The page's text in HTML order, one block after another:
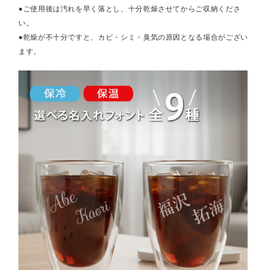
●ご使用後は汚れを早く落とし、十分乾燥させてからご収納くださ
い。
●乾燥が不十分ですと、カビ・シミ・臭気の原因となる場合がござい
ます。